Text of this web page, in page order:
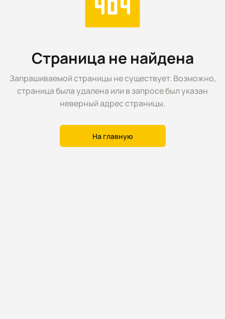
Страница не найдена
Запрашиваемой страницы не существует. Возможно,
страница была удалена или в запросе был указан
неверный адрес страницы.
На главную